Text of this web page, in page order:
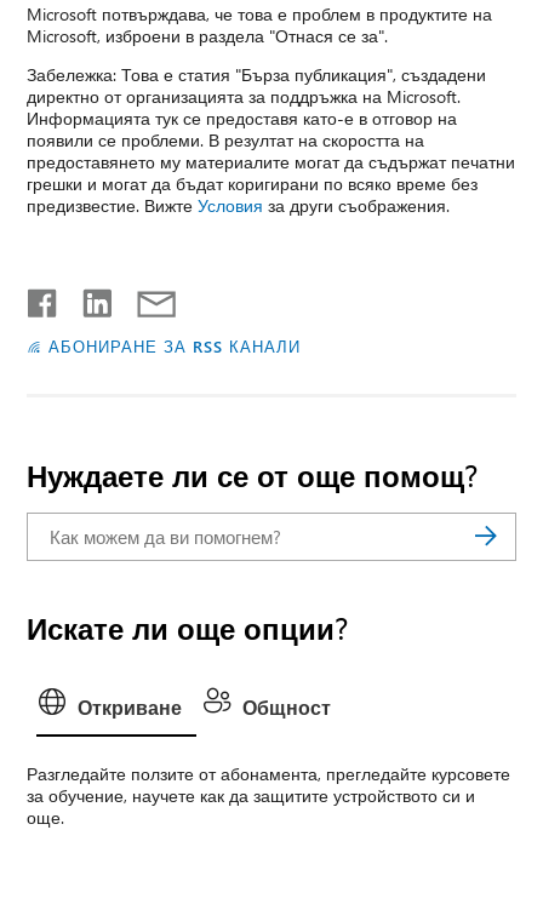
Microsoft потвърждава, че това е проблем в продуктите на
Microsoft, изброени в раздела "Отнася се за".
Забележка: Това е статия "Бърза публикация", създадени
директно от организацията за поддръжка на Microsoft.
Информацията тук се предоставя като-е в отговор на
появили се проблеми. В резултат на скоростта на
предоставянето му материалите могат да съдържат печатни
грешки и могат да бъдат коригирани по всяко време без
предизвестие. ВижтеУсловия за други съображения.
АБОНИРАНЕ ЗА RSS КАНАЛИ
Нуждаете ли се от още помощ?
Искате ли още опции?
Откриване Общност
Разгледайте ползите от абонамента, прегледайте курсовете
за обучение, научете как да защитите устройството си и
още.